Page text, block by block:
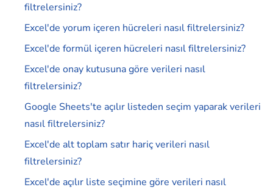
filtrelersiniz?
Excel'de yorum içeren hücreleri nasıl filtrelersiniz?
Excel'de formül içeren hücreleri nasıl filtrelersiniz?
Excel'de onay kutusuna göre verileri nasıl
filtrelersiniz?
Google Sheets'te açılır listeden seçim yaparak verileri
nasıl filtrelersiniz?
Excel'de alt toplam satır hariç verileri nasıl
filtrelersiniz?
Excel'de açılır liste seçimine göre verileri nasıl